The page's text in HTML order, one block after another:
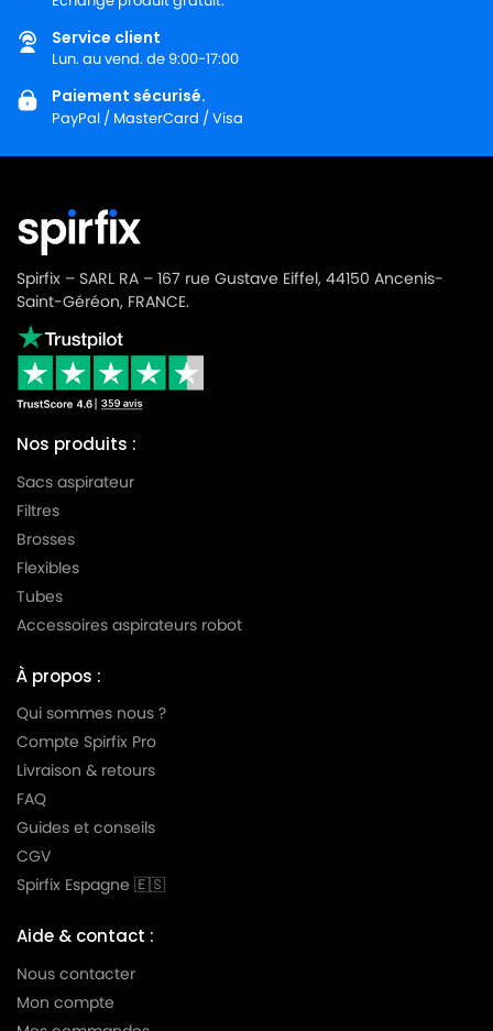
GOLDSTAR
LG-
LG-GOLDSTAR TURBO 3100 B
LG-
LG-GOLDSTAR TURBO 3200
GOLDSTAR
LG-
GOLDSTAR
GOLDSTAR
LG-
GOLDSTAR
LG-GOLDSTAR TURBO 3400
LG-
GOLDSTAR
LG-
GOLDSTAR
LG-
GOLDSTAR
LG-
GOLDSTAR
LG-GOLDSTAR TURBO V 3300 TD
LG-
GOLDSTAR
LG-
GOLDSTAR
GOLDSTAR
LG-
Service client
Lun. au vend. de 9:00-17:00
Paiement sécurisé.
PayPal / MasterCard / Visa
Spirfix – SARL RA – 167 rue Gustave Eiffel, 44150 Ancenis-
Saint-Géréon, FRANCE.
Nos produits :
Sacs aspirateur
Filtres
Brosses
Flexibles
Tubes
Accessoires aspirateurs robot
À propos :
Qui sommes nous ?
Compte Spirfix Pro
Livraison & retours
FAQ
Guides et conseils
CGV
Spirfix Espagne 🇪🇸
Aide & contact :
Nous contacter
Mon compte